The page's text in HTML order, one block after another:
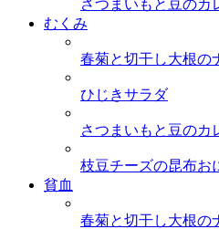
さつまいもと豆のカ
むくみ
春菊と切干し大根の
ひじきサラダ
さつまいもと豆のカ
枝豆チーズの昆布お
貧血
春菊と切干し大根の